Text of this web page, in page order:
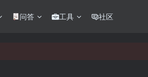
问答 工具 社区